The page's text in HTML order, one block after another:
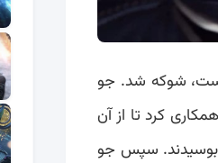
است، شوکه شد. جو
کرد تا از آن
بوسیدند. سپس جو